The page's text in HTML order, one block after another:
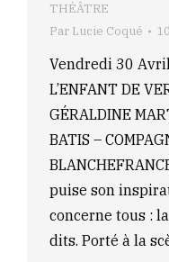
THÉÂTRE
Par Lucie Coqué
Vendredi 30
L’ENFANT DE
GÉRALDINE
BATIS –
puise son
concerne tous :
dits. Porté à la